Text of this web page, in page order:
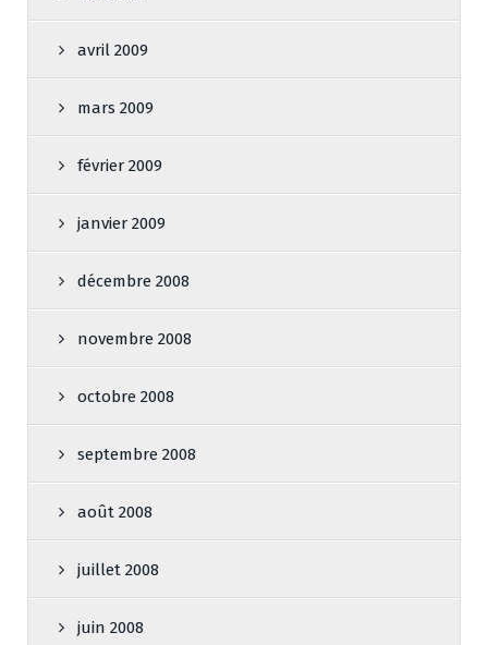
avril 2009
mars 2009
février 2009
janvier 2009
décembre 2008
novembre 2008
octobre 2008
septembre 2008
août 2008
juillet 2008
juin 2008